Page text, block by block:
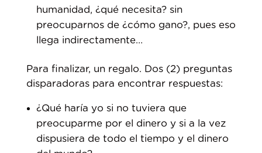
humanidad, ¿qué necesita? sin
preocuparnos de ¿cómo gano?, pues eso
llega indirectamente…
Para finalizar, un regalo. Dos (2) preguntas
disparadoras para encontrar respuestas:
¿Qué haría yo si no tuviera que
preocuparme por el dinero y si a la vez
dispusiera de todo el tiempo y el dinero